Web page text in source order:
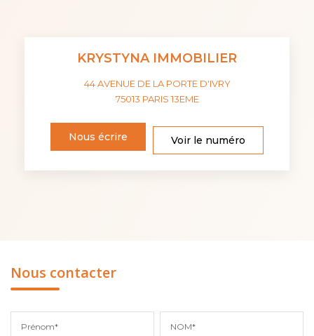
KRYSTYNA IMMOBILIER
44 AVENUE DE LA PORTE D'IVRY
75013 PARIS 13EME
Nous écrire Voir le numéro
Nous contacter
Prénom* NOM*